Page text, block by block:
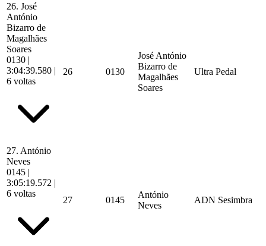
26. José
António
Bizarro de
Magalhães
Soares
0130 |
3:04:39.580 |
6 voltas
26 0130
José António
Bizarro de
Magalhães
Soares
Ultra Pedal
27. António
Neves
0145 |
3:05:19.572 |
6 voltas
27 0145
António
Neves
ADN Sesimbra